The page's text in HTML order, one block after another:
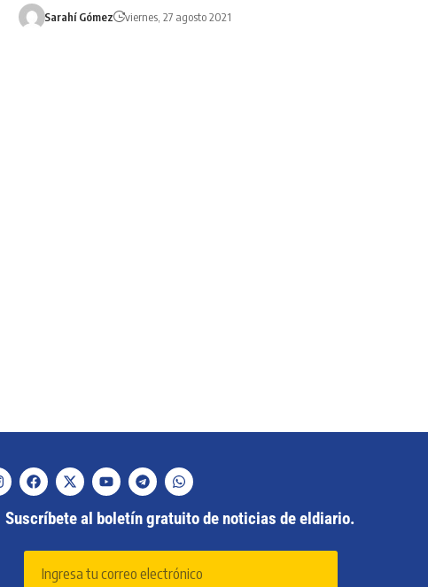
Sarahí Gómez viernes, 27 agosto 2021
Suscríbete al boletín gratuito de noticias de eldiario.